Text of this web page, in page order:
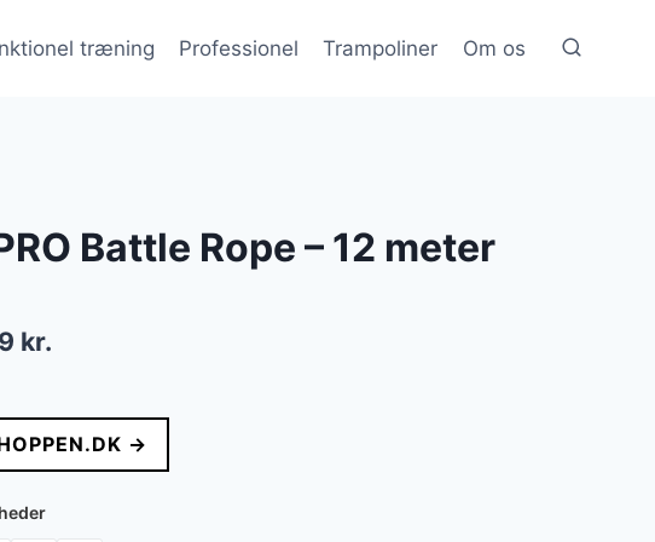
træning Professionel Trampoliner Om os
Battle Rope – 12 meter
kr..
kr.Den
pris
er:
→